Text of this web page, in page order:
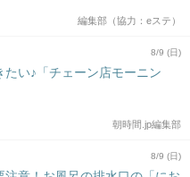
編集部（協力：eステ）
8/9 (日)
たい♪「チェーン店モーニン
朝時間.jp編集部
8/9 (日)